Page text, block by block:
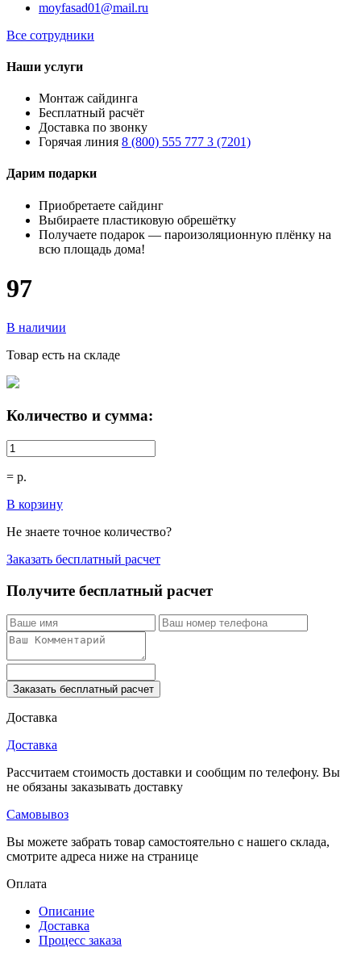
moyfasad01@mail.ru
Все сотрудники
Наши услуги
Монтаж сайдинга
Бесплатный расчёт
Доставка по звонку
Горячая линия 8 (800) 555 777 3 (7201)
Дарим подарки
Приобретаете сайдинг
Выбираете пластиковую обрешётку
Получаете подарок — пароизоляционную плёнку на
всю площадь дома!
97
В наличии
Товар есть на складе
Количество и сумма:
= р.
В корзину
Не знаете точное количество?
Заказать бесплатный расчет
Получите бесплатный расчет
Заказать бесплатный расчет
Доставка
Доставка
Рассчитаем стоимость доставки и сообщим по телефону. Вы
не обязаны заказывать доставку
Самовывоз
Вы можете забрать товар самостоятельно с нашего склада,
смотрите адреса ниже на странице
Оплата
Описание
Доставка
Процесс заказа